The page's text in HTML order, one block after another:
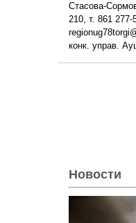
Стасова-
210, т. 861 277-
конк. управ.
Новости